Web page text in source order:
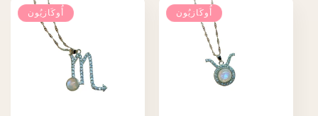
أُوكَازيُون أُوكَازيُون